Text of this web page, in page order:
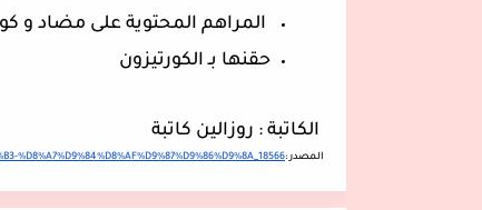
المراهم المحتوية على مضاد و
حقنها بـ الكورتيزون
الكاتبة : روزالين كاتبة
المصدر :